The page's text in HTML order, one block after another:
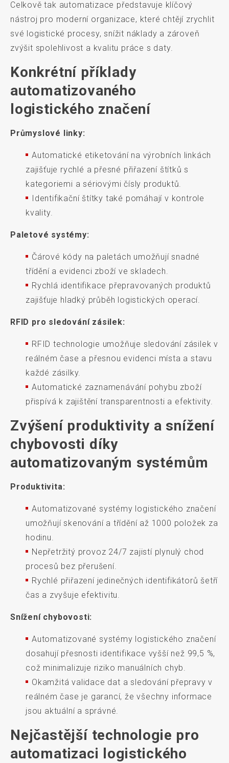
Celkově tak automatizace představuje klíčový
nástroj pro moderní organizace, které chtějí zrychlit
své logistické procesy, snížit náklady a zároveň
zvýšit spolehlivost a kvalitu práce s daty.
Konkrétní příklady
automatizovaného
logistického značení
Průmyslové linky:
Automatické etiketování na výrobních linkách
zajišťuje rychlé a přesné přiřazení štítků s
kategoriemi a sériovými čísly produktů.
Identifikační štítky také pomáhají v kontrole
kvality.
Paletové systémy:
Čárové kódy na paletách umožňují snadné
třídění a evidenci zboží ve skladech.
Rychlá identifikace přepravovaných produktů
zajišťuje hladký průběh logistických operací.
RFID pro sledování zásilek:
RFID technologie umožňuje sledování zásilek v
reálném čase a přesnou evidenci místa a stavu
každé zásilky.
Automatické zaznamenávání pohybu zboží
přispívá k zajištění transparentnosti a efektivity.
Zvýšení produktivity a snížení
chybovosti díky
automatizovaným systémům
Produktivita:
Automatizované systémy logistického značení
umožňují skenování a třídění až 1000 položek za
hodinu.
Nepřetržitý provoz 24/7 zajistí plynulý chod
procesů bez přerušení.
Rychlé přiřazení jedinečných identifikátorů šetří
čas a zvyšuje efektivitu.
Snížení chybovosti:
Automatizované systémy logistického značení
dosahují přesnosti identifikace vyšší než 99,5 %,
což minimalizuje riziko manuálních chyb.
Okamžitá validace dat a sledování přepravy v
reálném čase je garancí, že všechny informace
jsou aktuální a správné.
Nejčastější technologie pro
automatizaci logistického